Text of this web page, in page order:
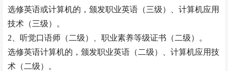
选修英语或计算机的，颁发职业英语（三级）、计算机应用
技术（三级）。
2、 听觉口语师 （二级）、职业素养等级证书（二级）。
选修英语计算机的，颁发职业英语（二级）、计算机应用技
术（二级）。